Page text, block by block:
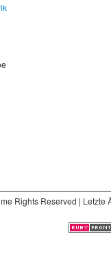
Rights Reserved |